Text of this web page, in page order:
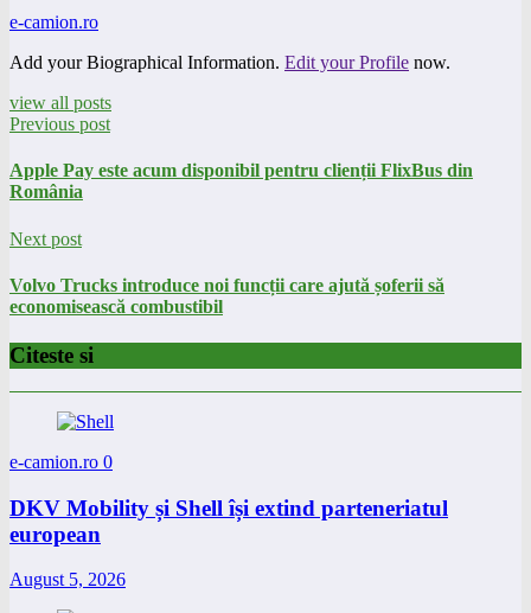
e-camion.ro
Add your Biographical Information. Edit your Profile now.
view all posts
Previous post
Apple Pay este acum disponibil pentru clienții FlixBus din
România
Next post
Volvo Trucks introduce noi funcții care ajută șoferii să
economisească combustibil
Citeste si
e-camion.ro 0
DKV Mobility și Shell își extind parteneriatul
european
August 5, 2026